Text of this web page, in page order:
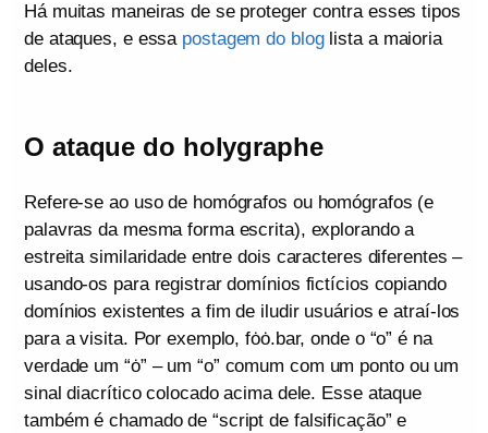
Há muitas maneiras de se proteger contra esses tipos
de ataques, e essa postagem do bloglista a maioria
deles.
O ataque do holygraphe
Refere-se ao uso de homógrafos ou homógrafos (e
palavras da mesma forma escrita), explorando a
estreita similaridade entre dois caracteres diferentes –
usando-os para registrar domínios fictícios copiando
domínios existentes a fim de iludir usuários e atraí-los
para a visita. Por exemplo, fȯȯ.bar, onde o “o” é na
verdade um “ȯ” – um “o” comum com um ponto ou um
sinal diacrítico colocado acima dele. Esse ataque
também é chamado de “script de falsificação” e